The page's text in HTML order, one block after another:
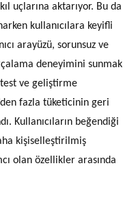
uçlarına aktarıyor. Bu da
kullanıcılara keyifli
arayüzü, sorunsuz ve
deneyimini sunmak
ve geliştirme
fazla tüketicinin geri
Kullanıcıların beğendiği
kişiselleştirilmiş
olan özellikler arasında